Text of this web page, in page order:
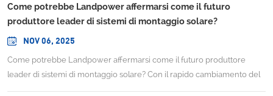
Come potrebbe Landpower affermarsi come il futuro
produttore leader di sistemi di montaggio solare?
NOV 06, 2025
Come potrebbe Landpower affermarsi come il futuro produttore
leader di sistemi di montaggio solare? Con il rapido cambiamento del